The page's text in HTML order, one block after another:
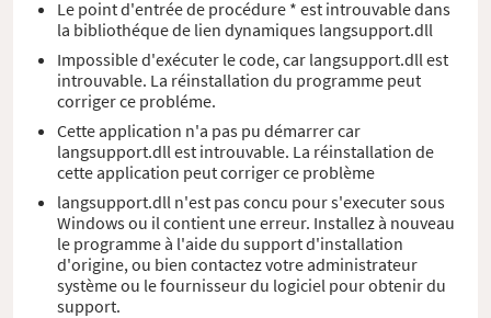
Le point d'entrée de procédure * est introuvable dans
la bibliothéque de lien dynamiques langsupport.dll
Impossible d'exécuter le code, car langsupport.dll est
introuvable. La réinstallation du programme peut
corriger ce probléme.
Cette application n'a pas pu démarrer car
langsupport.dll est introuvable. La réinstallation de
cette application peut corriger ce problème
langsupport.dll n'est pas concu pour s'executer sous
Windows ou il contient une erreur. Installez à nouveau
le programme à l'aide du support d'installation
d'origine, ou bien contactez votre administrateur
système ou le fournisseur du logiciel pour obtenir du
support.